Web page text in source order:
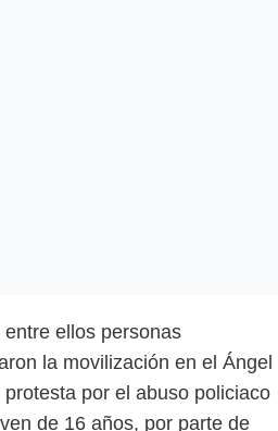
ellos personas
la movilización en el Ángel
por el abuso policiaco
de 16 años, por parte de